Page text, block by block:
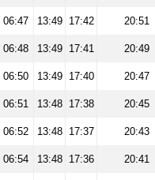
06:47 13:49 17:42 20:51
06:48 13:49 17:41 20:49
06:50 13:49 17:40 20:47
06:51 13:48 17:38 20:45
06:52 13:48 17:37 20:43
06:54 13:48 17:36 20:41